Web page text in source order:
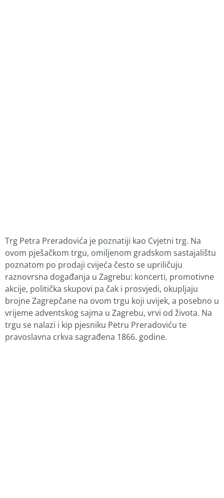
Trg Petra Preradovića je poznatiji kao Cvjetni trg. Na
ovom pješačkom trgu, omiljenom gradskom sastajalištu
poznatom po prodaji cvijeća često se upriličuju
raznovrsna događanja u Zagrebu: koncerti, promotivne
akcije, politička skupovi pa čak i prosvjedi, okupljaju
brojne Zagrepčane na ovom trgu koji uvijek, a posebno u
vrijeme adventskog sajma u Zagrebu, vrvi od života. Na
trgu se nalazi i kip pjesniku Petru Preradoviću te
pravoslavna crkva sagrađena 1866. godine.